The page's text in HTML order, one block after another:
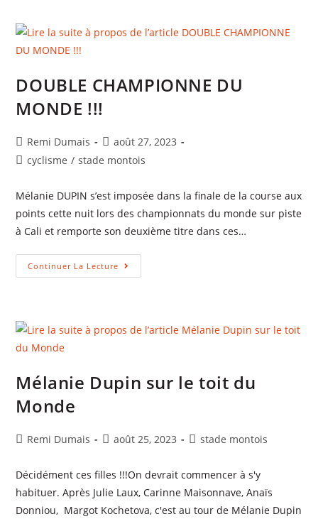
DOUBLE CHAMPIONNE DU
MONDE !!!
Remi Dumais
août 27, 2023
cyclisme / stade montois
Mélanie DUPIN s’est imposée dans la finale de la course aux
points cette nuit lors des championnats du monde sur piste
à Cali et remporte son deuxième titre dans ces…
Continuer La Lecture
Mélanie Dupin sur le toit du
Monde
Remi Dumais août 25, 2023 stade montois
Décidément ces filles !!!On devrait commencer à s'y
habituer. Après Julie Laux, Carinne Maisonnave, Anaïs
Donniou, Margot Kochetova, c'est au tour de Mélanie Dupin